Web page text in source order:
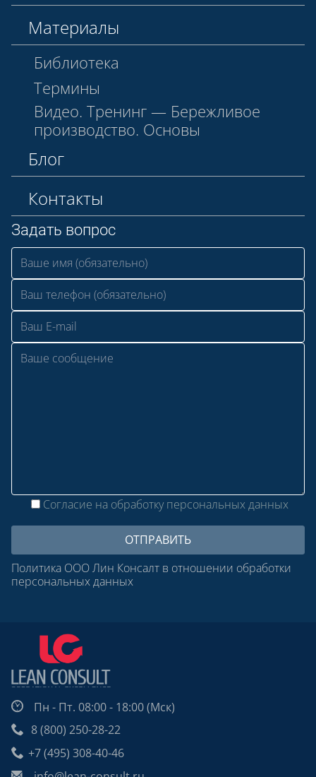
Материалы
Библиотека
Термины
Видео. Тренинг — Бережливое
производство. Основы
Блог
Контакты
Задать вопрос
Согласие на обработку персональных данных
Политика ООО Лин Консалт в отношении обработки
персональных данных
Пн - Пт. 08:00 - 18:00 (Мск)
8 (800) 250-28-22
+7 (495) 308-40-46